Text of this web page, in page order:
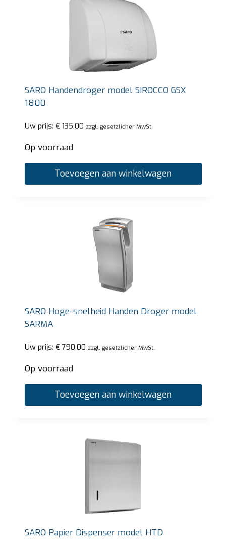
SARO Handendroger model SIROCCO GSX
1800
Uw prijs: €135,00 zzgl. gesetzlicher MwSt.
Op voorraad
Toevoegen aan winkelwagen
SARO Hoge-snelheid Handen Droger model
SARMA
Uw prijs: €790,00 zzgl. gesetzlicher MwSt.
Op voorraad
Toevoegen aan winkelwagen
SARO Papier Dispenser model HTD